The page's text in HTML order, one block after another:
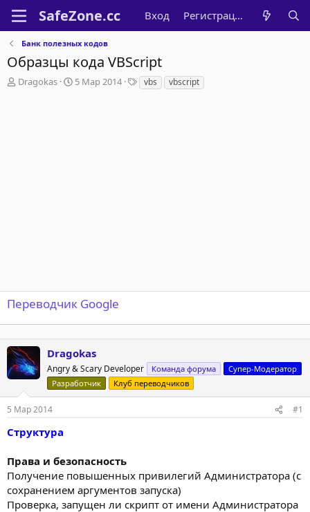
Вход Регистрация
Банк полезных кодов
Образцы кода VBScript
А
Dragokas
Д
5 Мар 2014
Т
е
vbs vbscript
Переводчик Google
Dragokas
Angry & Scary Developer Команда форума
Супер-Модератор
Разработчик
Клуб переводчиков
5 Мар 2014 #1
Структура
Права и безопасность
Получение повышенных привилегий Администратора (с
сохранением аргументов запуска)
Проверка, запущен ли скрипт от имени Администратора